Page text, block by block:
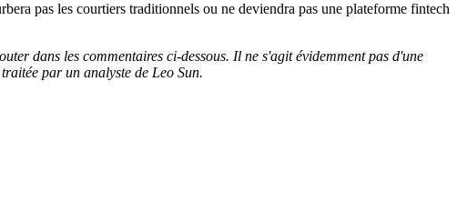
pas les courtiers traditionnels ou ne deviendra pas une plateforme fintech
dans les commentaires ci-dessous. Il ne s'agit évidemment pas d'une
par un analyste de Leo Sun.